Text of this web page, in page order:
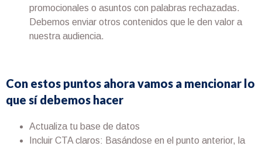
promocionales o asuntos con palabras rechazadas.
Debemos enviar otros contenidos que le den valor a
nuestra audiencia.
Con estos puntos ahora vamos a mencionar lo
que sí debemos hacer
Actualiza tu base de datos
Incluir CTA claros: Basándose en el punto anterior, la